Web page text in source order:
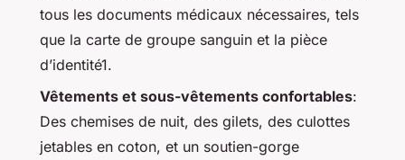
tous les documents médicaux nécessaires, tels
que la carte de groupe sanguin et la pièce
d’identité1.
Vêtements et sous-vêtements confortables:
Des chemises de nuit, des gilets, des culottes
jetables en coton, et un soutien-gorge